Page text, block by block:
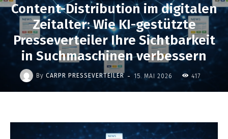
Content-Distribution im digitalen
Zeitalter: Wie KI-gestützte
Presseverteiler Ihre Sichtbarkeit
in Suchmaschinen verbessern
By CARPR PRESSEVERTEILER - 15. MAI 2026 417